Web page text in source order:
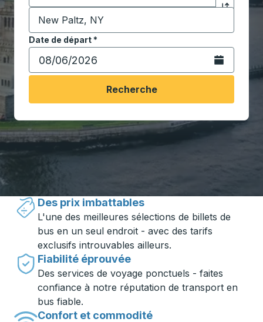
Cliquez
Commencez à saisir la ville de destination pour
Date de départ*
Tapez la date au format date Barre oblique du mois à
Ouvrez le
Recherche
Voyager en toute simplicité avec
Des prix imbattables
L'une des meilleures sélections de billets de
bus en un seul endroit - avec des tarifs
exclusifs introuvables ailleurs.
Fiabilité éprouvée
Des services de voyage ponctuels - faites
confiance à notre réputation de transport en
bus fiable.
Confort et commodité